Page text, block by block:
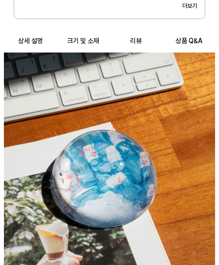
무게감이 있어 여러장의 티슈나 종이, 책을 고정하는 용도로 사용할 수 있
습니다.
더보기
상세 설명 크기 및 소재 리뷰 상품 Q&A